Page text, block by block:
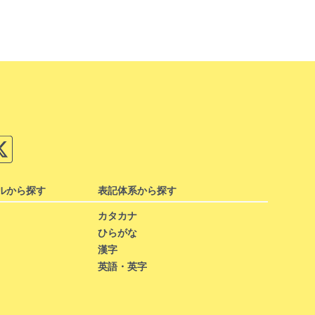
から探す 表記体系から探す
カタカナ
ひらがな
漢字
英語・英字